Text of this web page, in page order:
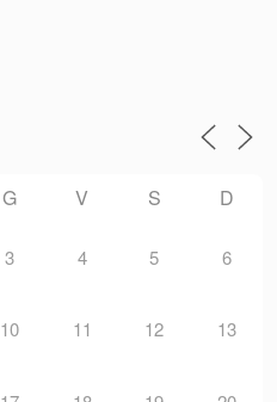
G V S D
3 4 5 6
10 11 12 13